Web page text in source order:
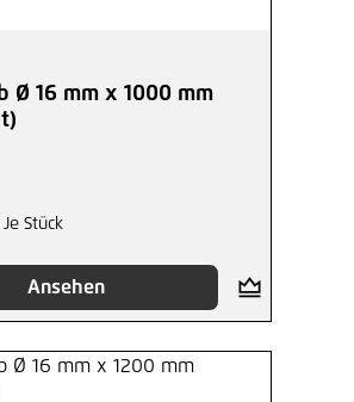
Ø 16 mm x 1000 mm
Stück
Ansehen